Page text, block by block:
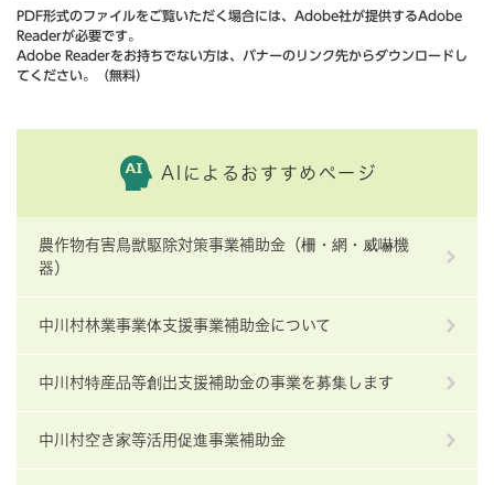
PDF形式のファイルをご覧いただく場合には、Adobe社が提供するAdobe
Readerが必要です。
Adobe Readerをお持ちでない方は、バナーのリンク先からダウンロードし
てください。（無料）
AIによるおすすめページ
農作物有害鳥獣駆除対策事業補助金（柵・網・威嚇機
器）
中川村林業事業体支援事業補助金について
中川村特産品等創出支援補助金の事業を募集します
中川村空き家等活用促進事業補助金